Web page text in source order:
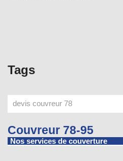
Tags
Couvreur 78-95
Nos services de couverture